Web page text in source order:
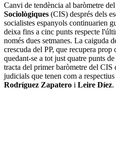
Canvi de tendència al baròmetre del
Sociològiques (CIS) després dels
socialistes espanyols continuarien
deixa fins a cinc punts respecte
només dues setmanes. La caiguda
crescuda del PP, que recupera
quedant-se a tot just quatre punts
tracta del primer baròmetre del CIS
judicials que tenen com a
Rodríguez Zapatero i Leire Díez.